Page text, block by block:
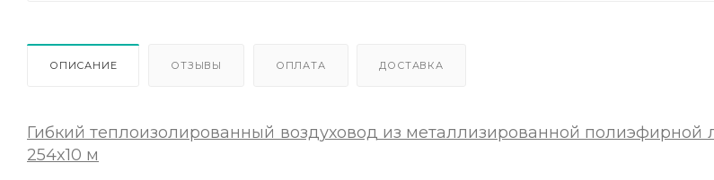
ОПИСАНИЕ ОТЗЫВЫ ОПЛАТА ДОСТАВКА
Гибкий теплоизолированный воздуховод из металлизированной полиэфирной
254x10 м